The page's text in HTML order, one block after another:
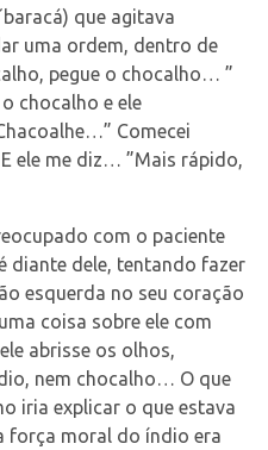
que agitava
uma ordem, dentro de
pegue o chocalho… ”
chocalho e ele
Comecei
ele me diz… ”Mais rápido,
com o paciente
diante dele, tentando fazer
esquerda no seu coração
coisa sobre ele com
abrisse os olhos,
nem chocalho… O que
iria explicar o que estava
força moral do índio era